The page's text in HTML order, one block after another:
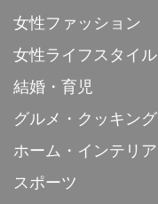
女性ファッション
女性ライフスタイル
結婚・育児
グルメ・クッキング
ホーム・インテリア
スポーツ